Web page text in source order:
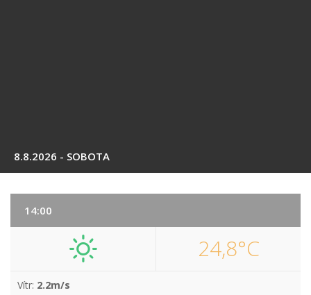
8.8.2026 - SOBOTA
14:00
24,8°C
Vítr: 2.2m/s